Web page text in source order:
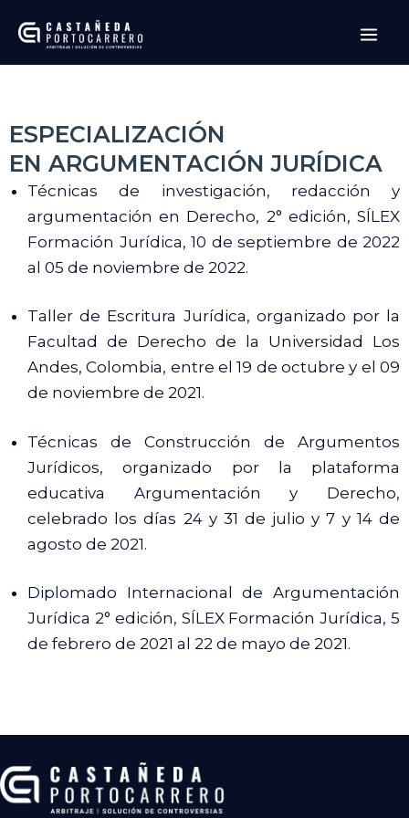
contenido
ESPECIALIZACIÓN
EN ARGUMENTACIÓN JURÍDICA
Técnicas de investigación, redacción y
argumentación en Derecho, 2° edición, SÍLEX
Formación Jurídica, 10 de septiembre de 2022
al 05 de noviembre de 2022.
Taller de Escritura Jurídica, organizado por la
Facultad de Derecho de la Universidad Los
Andes, Colombia, entre el 19 de octubre y el 09
de noviembre de 2021.
Técnicas de Construcción de Argumentos
Jurídicos, organizado por la plataforma
educativa Argumentación y Derecho,
celebrado los días 24 y 31 de julio y 7 y 14 de
agosto de 2021.
Diplomado Internacional de Argumentación
Jurídica 2° edición, SÍLEX Formación Jurídica, 5
de febrero de 2021 al 22 de mayo de 2021.